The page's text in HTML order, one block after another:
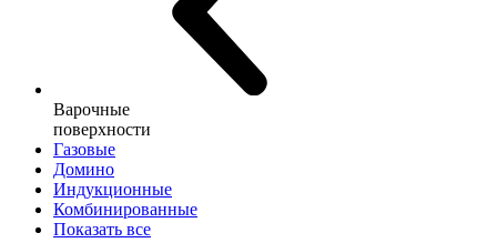
Варочные
поверхности
Газовые
Домино
Индукционные
Комбинированные
Показать все